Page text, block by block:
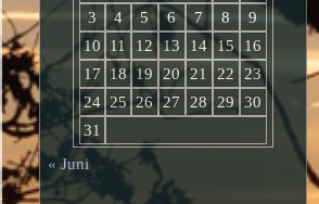
3
4 5 6 7 8
9
10
11 12 13 14 15
16
17
18 19 20 21 22
23
24 25 26 27 28 29
30
31
« Juni